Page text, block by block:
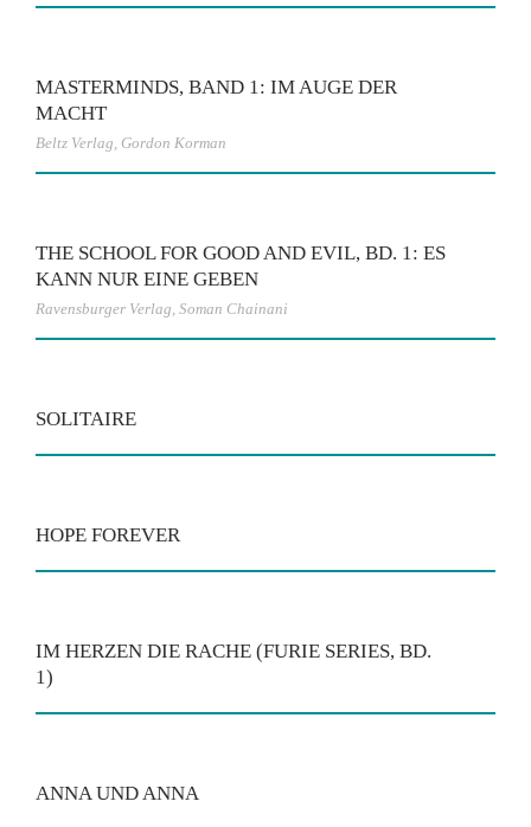
MASTERMINDS, BAND 1: IM AUGE DER
MACHT
Beltz Verlag, Gordon Korman
THE SCHOOL FOR GOOD AND EVIL, BD. 1: ES
KANN NUR EINE GEBEN
Ravensburger Verlag, Soman Chainani
SOLITAIRE
HOPE FOREVER
IM HERZEN DIE RACHE (FURIE SERIES, BD.
1)
ANNA UND ANNA